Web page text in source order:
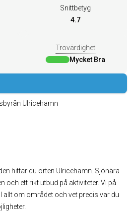
Snittbetyg
4.7
Trovärdighet
Mycket Bra
Ulricehamn
hittar du orten Ulricehamn. Sjönära
och ett rikt utbud på aktiviteter. Vi på
allt om området och vet precis var du